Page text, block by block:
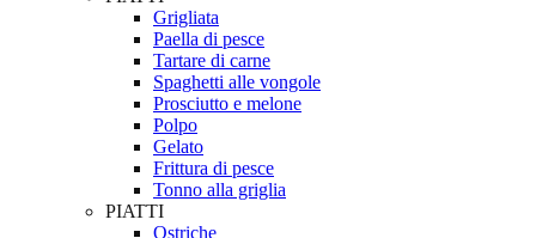
Grigliata
Paella di pesce
Tartare di carne
Spaghetti alle vongole
Prosciutto e melone
Polpo
Gelato
Frittura di pesce
Tonno alla griglia
PIATTI
Ostriche